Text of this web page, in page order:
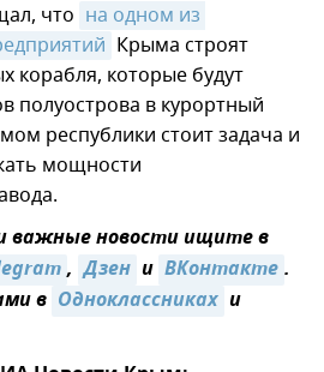
что на одном из
Крыма строят
корабля, которые будут
полуострова в курортный
республики стоит задача и
мощности
важные новости ищите в
, Дзен и ВКонтакте.
в Одноклассниках и